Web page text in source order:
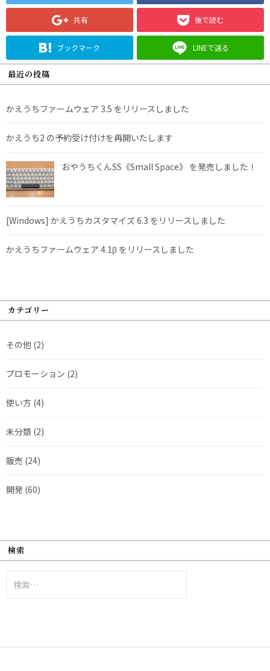
共有 後で読む
ブックマーク LINEで送る
最近の投稿
かえうちファームウェア 3.5 をリリースしました
かえうち2 の予約受け付けを再開いたします
おやうちくんSS《Small Space》 を発売しました！
[Windows] かえうちカスタマイズ 6.3 をリリースしました
かえうちファームウェア 4.1β をリリースしました
カテゴリー
その他 (2)
プロモーション (2)
使い方 (4)
未分類 (2)
販売 (24)
開発 (60)
検索
索: